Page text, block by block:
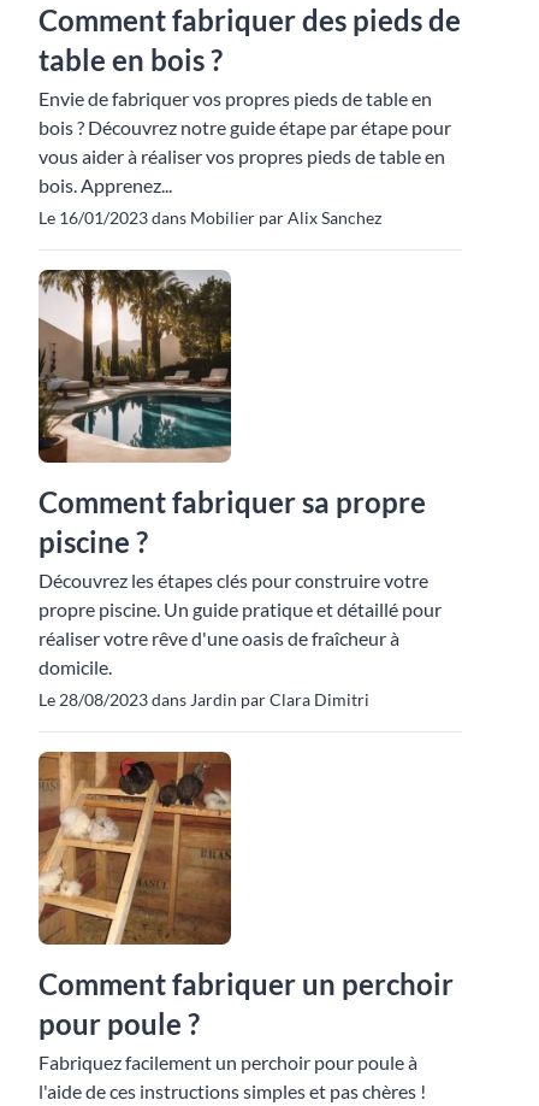
Comment fabriquer des pieds de
table en bois ?
Envie de fabriquer vos propres pieds de table en
bois ? Découvrez notre guide étape par étape pour
vous aider à réaliser vos propres pieds de table en
bois. Apprenez...
Le 16/01/2023 dans Mobilier par Alix Sanchez
Comment fabriquer sa propre
piscine ?
Découvrez les étapes clés pour construire votre
propre piscine. Un guide pratique et détaillé pour
réaliser votre rêve d'une oasis de fraîcheur à
domicile.
Le 28/08/2023 dans Jardin par Clara Dimitri
Comment fabriquer un perchoir
pour poule ?
Fabriquez facilement un perchoir pour poule à
l'aide de ces instructions simples et pas chères !